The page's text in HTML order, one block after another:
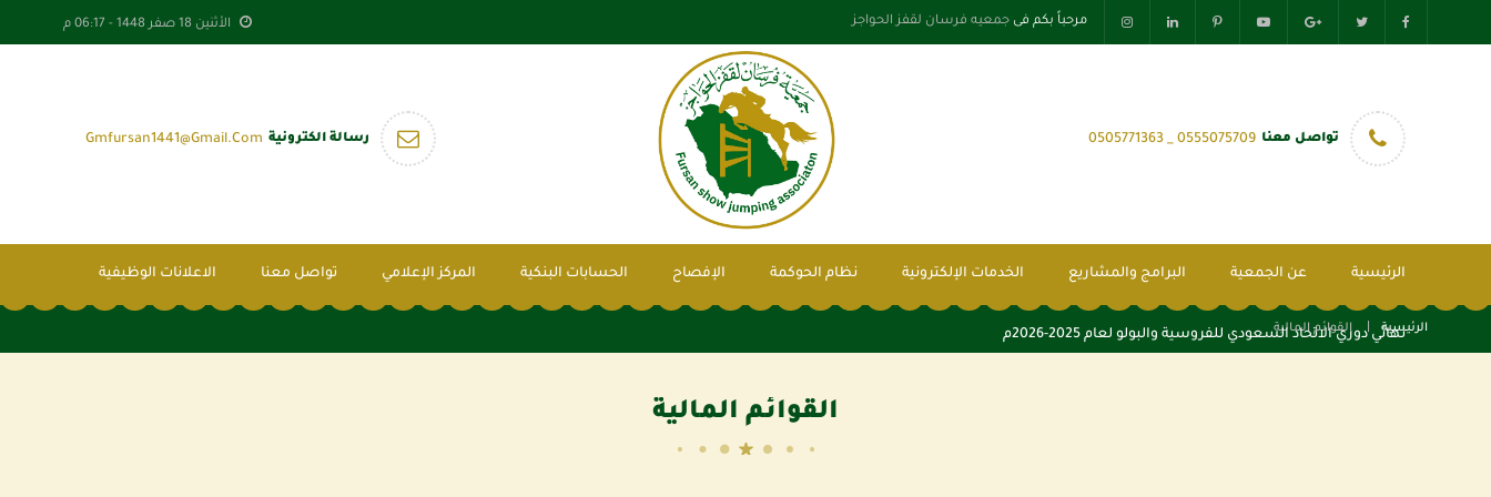
الأثنين 18 صفر 1448 - 06:17 م مرحباً بكم فى جمعيه فرسان لقفز الحواجز
تواصل معنا 0555075709 _ 0505771363 رسالة الكترونية Gmfursan1441@gmail.com
الرئيسية عن الجمعية البرامج والمشاريع الخدمات الإلكترونية نظام الحوكمة الإفصاح الحسابات البنكية المركز الإعلامي تواصل معنا الاعلانات الوظيفية
نهائي دوري الاتحاد السعودي للفروسية والبولو لعام 2025-2026مالرئيسية القوائم المالية
القوائم المالية